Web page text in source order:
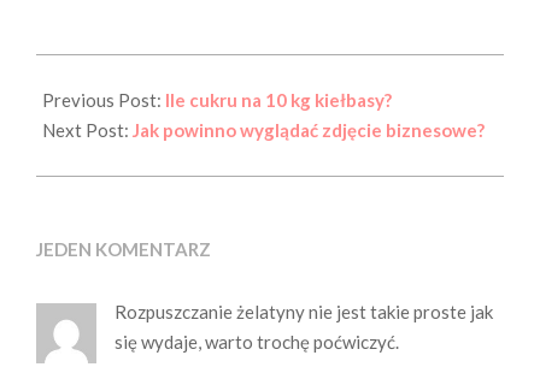
05-
14
Previous Post: Ile cukru na 10 kg kiełbasy?
Next Post: Jak powinno wyglądać zdjęcie biznesowe?
JEDEN KOMENTARZ
Rozpuszczanie żelatyny nie jest takie proste jak
się wydaje, warto trochę poćwiczyć.